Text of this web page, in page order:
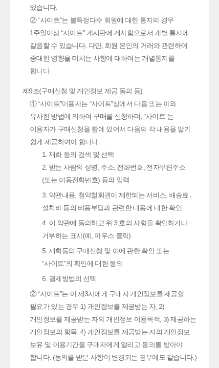
있습니다.
② “사이트”는 불특정다수 회원에 대한 통지의 경우
1주일이상 “사이트” 게시판에 게시함으로서 개별 통지에
갈음할 수 있습니다. 다만, 회원 본인의 거래와 관련하여
중대한 영향을 미치는 사항에 대하여는 개별통지를
합니다.
제9조(구매신청 및 개인정보 제공 동의 등)
① “사이트”이용자는 “사이트”상에서 다음 또는 이와
유사한 방법에 의하여 구매를 신청하며, “사이트”는
이용자가 구매신청을 함에 있어서 다음의 각 내용을 알기
쉽게 제공하여야 합니다.
1. 재화 등의 검색 및 선택
2. 받는 사람의 성명, 주소, 전화번호, 전자우편주소
(또는 이동전화번호) 등의 입력
3. 약관내용, 청약철회권이 제한되는 서비스, 배송료․
설치비 등의 비용부담과 관련한 내용에 대한 확인
4. 이 약관에 동의하고 위 3.호의 사항을 확인하거나
거부하는 표시(예, 마우스 클릭)
5. 재화등의 구매신청 및 이에 관한 확인 또는
“사이트”의 확인에 대한 동의
6. 결제방법의 선택
② “사이트”는 이 제3자에게 구매자 개인정보를 제공할
필요가 있는 경우 1) 개인정보를 제공받는 자, 2)
개인정보를 제공받는 자의 개인정보 이용목적, 3) 제공하는
개인정보의 항목, 4) 개인정보를 제공받는 자의 개인정보
보유 및 이용기간을 구매자에게 알리고 동의를 받아야
합니다. (동의를 받은 사항이 변경되는 경우에도 같습니다.)